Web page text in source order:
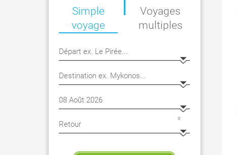
Simple
voyage
x
Voyages
multiples